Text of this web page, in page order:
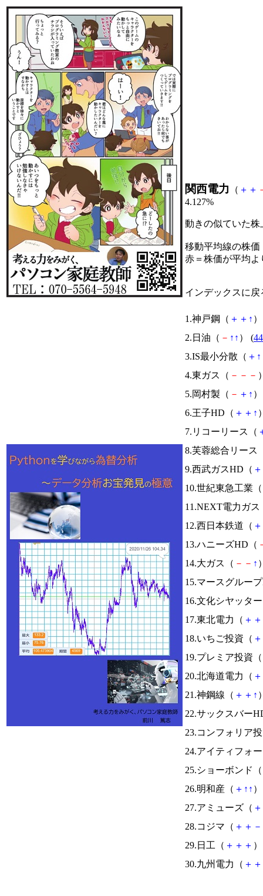
関西電力 （ ＋ ＋
4.127%
動きの似ていた
移動平均線の株価
赤＝株価が平均
インデックスに戻
1.神戸鋼（ ＋ ＋ ↑
2.日油（ － ↑ ↑ ） (
3.IS最小分散（ ＋ ↑
4.東ガス（ － － －
5.岡村製（ － ＋ ↑
6.王子HD（ ＋ ＋ ↑
7.リコーリース（
8.芙蓉総合リース
9.西武ガスHD（ ＋
10.世紀東急工業（
11.NEXT電力ガス
12.西日本鉄道（ ＋
13.ハニーズHD（
14.大ガス（ － － ↑
15.マースグルー
16.文化シヤッタ
17.東北電力（ ＋ ＋
18.いちご投資（ ＋
19.プレミア投資（
20.北海道電力（ ＋
21.神鋼線（ ＋ ＋ ↑
22.サックスバー
23.コンフォリア
24.アイティフォ
25.ショーボンド（
26.明和産（ ＋ ↑ ↑
27.アミューズ（ ＋
28.コジマ（ ＋ ＋ －
29.日工（ ＋ ＋ ＋
30.九州電力（ ＋ ＋